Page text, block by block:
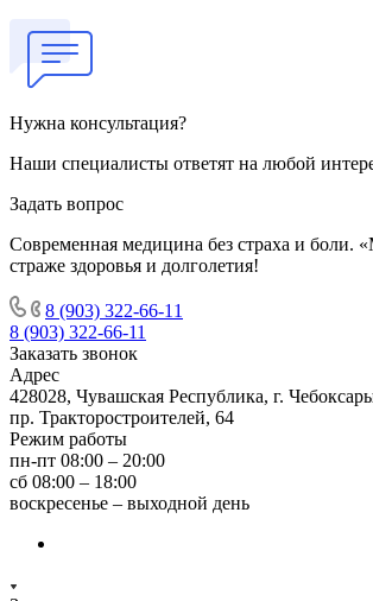
Нужна консультация?
Наши специалисты ответят на любой
Задать вопрос
Современная медицина без страха и боли.
страже здоровья и долголетия!
8 (903) 322-66-11
8 (903) 322-66-11
Заказать звонок
Адрес
428028, Чувашская Республика, г.
пр. Тракторостроителей, 64
Режим работы
пн-пт 08:00 – 20:00
сб 08:00 – 18:00
воскресенье – выходной день